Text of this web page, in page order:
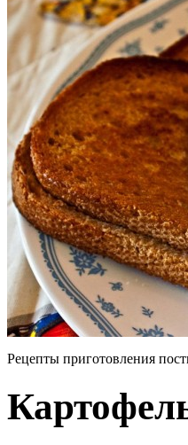
Рецепты приготовления